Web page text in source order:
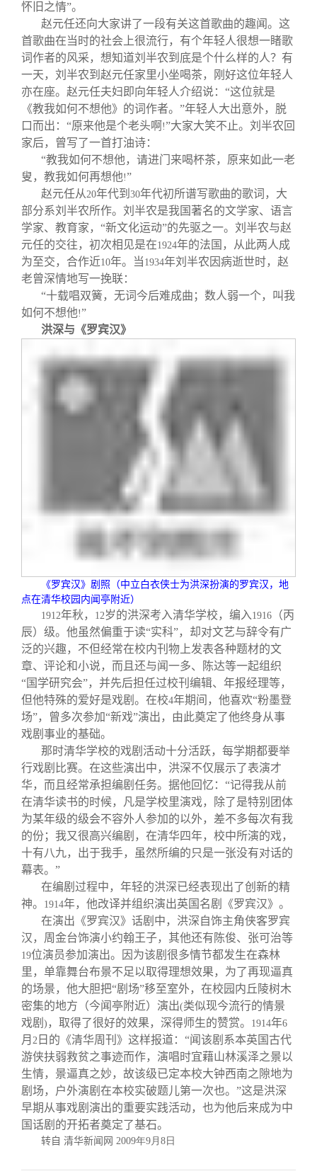
怀旧之情”。
赵元任还向大家讲了一段有关这首歌曲的趣闻。这
首歌曲在当时的社会上很流行，有个年轻人很想一睹歌
词作者的风采，想知道刘半农到底是个什么样的人？有
一天，刘半农到赵元任家里小坐喝茶，刚好这位年轻人
亦在座。赵元任夫妇即向年轻人介绍说：“这位就是
《教我如何不想他》的词作者。”年轻人大出意外，脱
口而出：“原来他是个老头啊 !”大家大笑不止。刘半农回
家后，曾写了一首打油诗：
“教我如何不想他，请进门来喝杯茶，原来如此一老
叟，教我如何再想他!”
赵元任从20年代到 30年代初所谱写歌曲的歌词，大
部分系刘半农所作。刘半农是我国著名的文学家、语言
学家、教育家，“新文化运动”的先驱之一。刘半农与赵
元任的交往，初次相见是在1924年的法国，从此两人成
为至交，合作近10年。当 1934年刘半农因病逝世时，赵
老曾深情地写一挽联：
“十载唱双簧，无词今后难成曲；数人弱一个，叫我
如何不想他!”
洪深与《罗宾汉》
《罗宾汉》剧照（中立白衣侠士为洪深扮演的罗宾汉，地
点在清华校园内闻亭附近）
1912年秋， 12岁的洪深考入清华学校，编入 1916 （丙
辰）级。他虽然偏重于读“实科”，却对文艺与辞令有广
泛的兴趣，不但经常在校内刊物上发表各种题材的文
章、评论和小说，而且还与闻一多、陈达等一起组织
“国学研究会”，并先后担任过校刊编辑、年报经理等，
但他特殊的爱好是戏剧。在校4年期间，他喜欢“粉墨登
场”，曾多次参加“新戏”演出，由此奠定了他终身从事
戏剧事业的基础。
那时清华学校的戏剧活动十分活跃，每学期都要举
行戏剧比赛。在这些演出中，洪深不仅展示了表演才
华，而且经常承担编剧任务。据他回忆：“记得我从前
在清华读书的时候，凡是学校里演戏，除了是特别团体
为某年级的级会不容外人参加的以外，差不多每次有我
的份；我又很高兴编剧，在清华四年，校中所演的戏，
十有八九，出于我手，虽然所编的只是一张没有对话的
幕表。”
在编剧过程中，年轻的洪深已经表现出了创新的精
神。
1914年，他改译并组织演出英国名剧《罗宾汉》。
在演出《罗宾汉》话剧中，洪深自饰主角侠客罗宾
汉，周金台饰演小约翰王子，其他还有陈俊、张可治等
19位演员参加演出。因为该剧很多情节都发生在森林
里，单靠舞台布景不足以取得理想效果，为了再现逼真
的场景，他大胆把“剧场”移至室外，在校园内丘陵树木
密集的地方（今闻亭附近）演出(类似现今流行的情景
戏剧 ) ，取得了很好的效果，深得师生的赞赏。 1914年6
月 2 日的《清华周刊》这样报道：“闻该剧系本英国古代
游侠扶弱救贫之事迹而作，演唱时宜藉山林溪泽之景以
生情，景逼真之妙，故该级已定本校大钟西南之隙地为
剧场，户外演剧在本校实破题儿第一次也。”这是洪深
早期从事戏剧演出的重要实践活动，也为他后来成为中
国话剧的开拓者奠定了基石。
转自 清华新闻网 2009年9 月8日